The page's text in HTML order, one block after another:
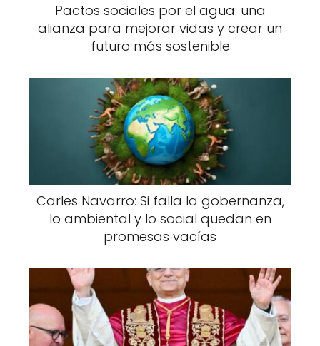
Pactos sociales por el agua: una
alianza para mejorar vidas y crear un
futuro más sostenible
Carles Navarro: Si falla la gobernanza,
lo ambiental y lo social quedan en
promesas vacías